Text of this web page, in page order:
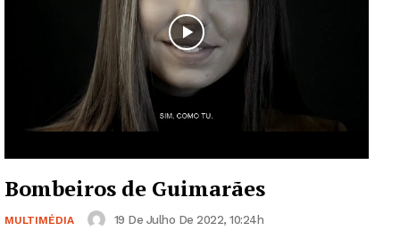
Bombeiros de Guimarães
MULTIMÉDIA 19 De Julho De 2022, 10:24h